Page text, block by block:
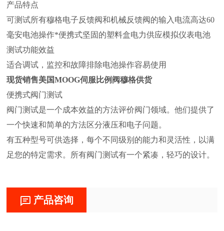
产品特点
可测试所有穆格电子反馈阀和机械反馈阀的输入电流高达60
毫安电池操作*便携式坚固的塑料盒电力供应模拟仪表电池
测试功能效益
适合调试，监控和故障排除电池操作容易使用
现货销售美国MOOG伺服比例阀穆格供货
便携式阀门测试
阀门测试是一个成本效益的方法评价阀门领域。他们提供了
一个快速和简单的方法区分液压和电子问题。
有五种型号可供选择，每个不同级别的能力和灵活性，以满
足您的特定需求。所有阀门测试有一个紧凑，轻巧的设计。
产品咨询